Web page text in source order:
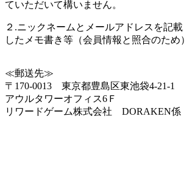
ていただいて構いません。
２.ニックネームとメールアドレスを記載
したメモ書き等（会員情報と照合のため）
≪郵送先≫
〒170-0013 東京都豊島区東池袋4-21-1
アウルタワーオフィス6Ｆ
リワードゲーム株式会社 DORAKEN係